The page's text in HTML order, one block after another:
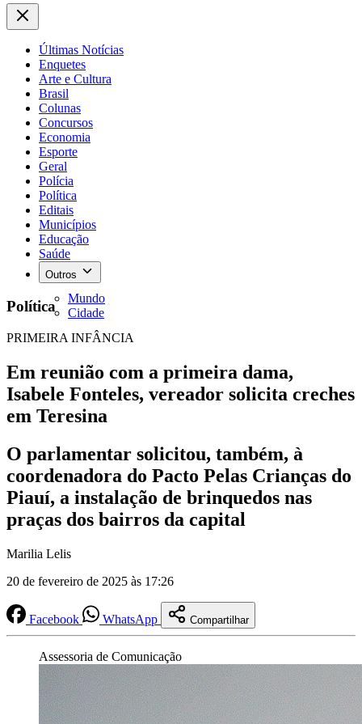
Últimas Notícias
Enquetes
Arte e Cultura
Brasil
Colunas
Concursos
Economia
Esporte
Geral
Polícia
Política
Editais
Municípios
Educação
Saúde
Outros
Mundo
Cidade
Política
PRIMEIRA INFÂNCIA
Em reunião com a primeira dama,
Isabele Fonteles, vereador solicita creches
em Teresina
O parlamentar solicitou, também, à
coordenadora do Pacto Pelas Crianças do
Piauí, a instalação de brinquedos nas
praças dos bairros da capital
Marilia Lelis
20 de fevereiro de 2025 às 17:26
Facebook WhatsApp Compartilhar
Assessoria de Comunicação